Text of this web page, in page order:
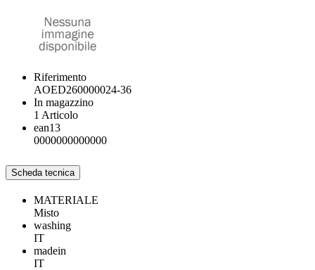
Riferimento
AOED260000024-36
In magazzino
1 Articolo
ean13
0000000000000
Scheda tecnica
MATERIALE
Misto
washing
IT
madein
IT